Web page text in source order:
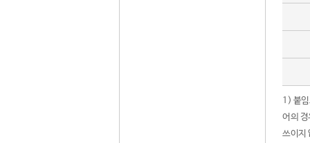
1) 붙
어의
쓰이지